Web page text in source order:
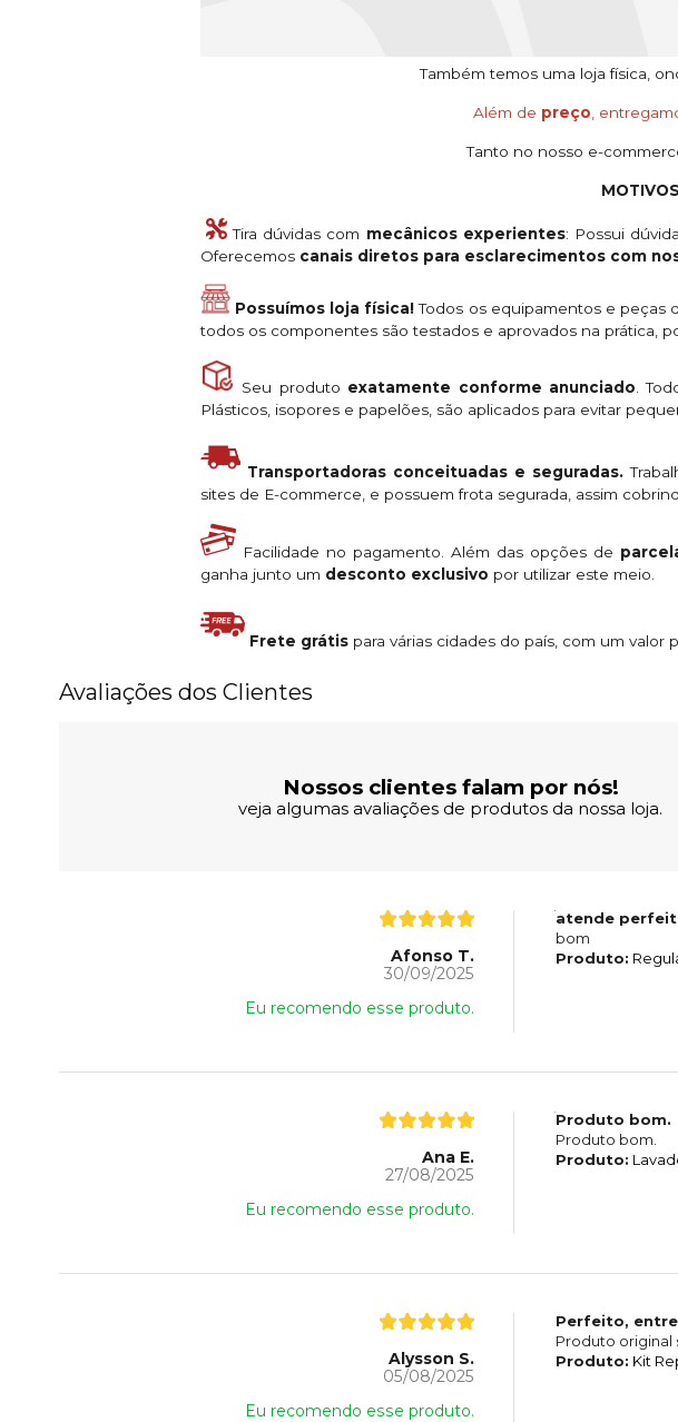
Também temos uma loja física,
Além de preço ,
Tanto no nosso e-
Tira dúvidas com mecânicos experientes: Possui
Oferecemos canais diretos para esclarecimentos com
Possuímos loja física!Todos os equipamentos e peças
todos os componentes são testados e aprovados na prática,
Seu produto exatamente conforme anunciado .
Plásticos, isopores e papelões, são aplicados para evitar
Transportadoras conceituadas e seguradas.
sites de E-commerce, e possuem frota segurada, assim
Facilidade no pagamento. Além das opções de
ganha junto um desconto exclusivo por utilizar este meio.
Frete grátis para várias cidades do país, com um
Avaliações dos Clientes
Nossos clientes falam por nós!
veja algumas avaliações de produtos da nossa loja.
Afonso T.
30/09/2025
Eu recomendo esse produto.
atende
bom
Produto:
Ana E.
27/08/2025
Eu recomendo esse produto.
Produto bom.
Produto bom.
Produto:
Alysson S.
05/08/2025
Eu recomendo esse produto.
Perfeito,
Produto original
Produto: Kit